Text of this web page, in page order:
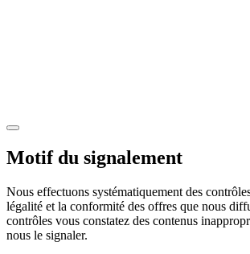
Motif du signalement
Nous effectuons systématiquement des
légalité et la conformité des offres que nous
contrôles vous constatez des contenus
nous le signaler.